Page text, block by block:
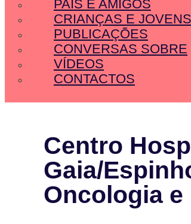
PAIS E AMIGOS
CRIANÇAS E JOVENS
PUBLICAÇÕES
CONVERSAS SOBRE
VÍDEOS
CONTACTOS
Centro
Gaia/
Oncologia